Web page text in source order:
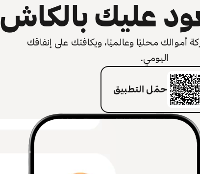
عليك بالكاش
محليًا وعالميًا، ويكافئك على إنفاقك
اليومي.
حمّل التطبيق